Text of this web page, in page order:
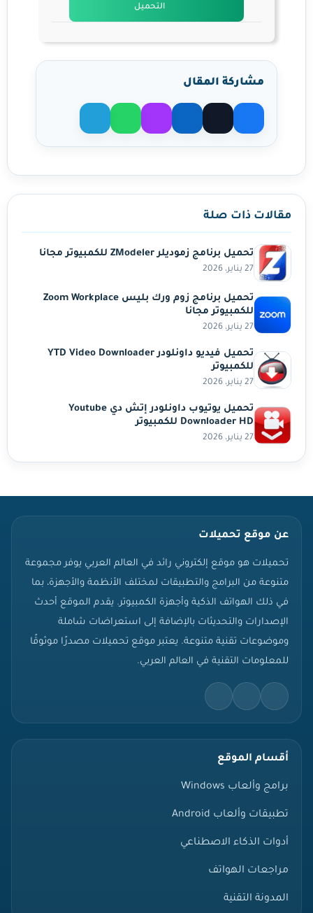
التحميل
مشاركة المقال
مشاركة على فيسبوك
مشاركة على Xمشاركة على لينكدإن
مشاركة عبر ماسنجر
مشاركة عبر واتساب
مشاركة عبر تيليجرام
مقالات ذات صلة
تحميل برنامج زموديلر ZModeler للكمبيوتر مجانا
27 يناير، 2026
تحميل برنامج زوم ورك بليس Zoom Workplace
للكمبيوتر مجانا
27 يناير، 2026
تحميل فيديو داونلودر YTD Video Downloader
للكمبيوتر
27 يناير، 2026
تحميل يوتيوب داونلودر إتش دي Youtube
Downloader HD للكمبيوتر
27 يناير، 2026
عن موقع تحميلات
تحميلات هو موقع إلكتروني رائد في العالم العربي يوفر مجموعة
متنوعة من البرامج والتطبيقات لمختلف الأنظمة والأجهزة، بما
في ذلك الهواتف الذكية وأجهزة الكمبيوتر. يقدم الموقع أحدث
الإصدارات والتحديثات بالإضافة إلى استعراضات شاملة
وموضوعات تقنية متنوعة. يعتبر موقع تحميلات مصدرًا موثوقًا
للمعلومات التقنية في العالم العربي.
أقسام الموقع
برامج وألعاب Windows
تطبيقات وألعاب Android
أدوات الذكاء الاصطناعي
مراجعات الهواتف
المدونة التقنية